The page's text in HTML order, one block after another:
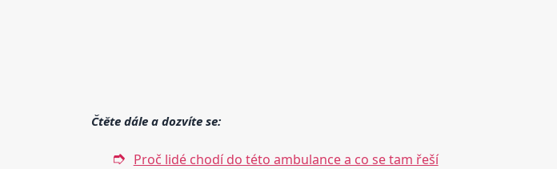
Čtěte dále a dozvíte se:
Proč lidé chodí do této ambulance a co se tam řeší